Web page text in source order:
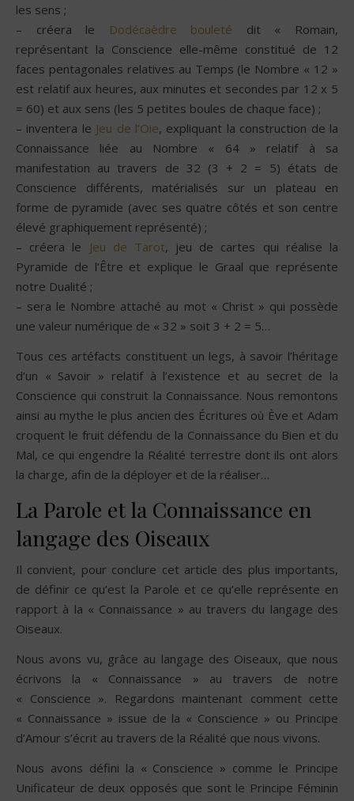
les sens ;
– créera le
Dodécaèdre bouleté dit « Romain,
représentant la Conscience elle-même constitué de 12
faces pentagonales relatives au Temps (le Nombre « 12 »
est relatif aux heures, aux minutes et secondes par 12 x 5
= 60) et aux sens (les 5 petites boules de chaque face) ;
– inventera le Jeu de l’Oie, expliquant la construction de la
Connaissance liée au Nombre « 64 » relatif à sa
manifestation au travers de 32 (3 + 2 = 5) états de
Conscience différents, matérialisés sur un plateau en
forme de pyramide (avec ses quatre côtés et son centre
élevé graphiquement représenté) ;
– créera le
Jeu de Tarot, jeu de cartes qui réalise la
Pyramide de l’Être et explique le Graal que représente
notre Dualité ;
– sera le Nombre attaché au mot « Christ » qui possède
une valeur numérique de « 32 » soit 3 + 2 = 5…
Tous ces artéfacts constituent un legs, à savoir l’héritage
d’un « Savoir » relatif à l’existence et au secret de la
Conscience qui construit la Connaissance. Nous remontons
ainsi au mythe le plus ancien des Écritures où Ève et Adam
croquent le fruit défendu de la Connaissance du Bien et du
Mal, ce qui engendre la Réalité terrestre dont ils ont alors
la charge, afin de la déployer et de la réaliser…
La Parole et la Connaissance en
langage des Oiseaux
Il convient, pour conclure cet article des plus importants,
de définir ce qu’est la Parole et ce qu’elle représente en
rapport à la « Connaissance » au travers du langage des
Oiseaux.
Nous avons vu, grâce au langage des Oiseaux, que nous
écrivons la « Connaissance » au travers de notre
« Conscience ». Regardons maintenant comment cette
« Connaissance » issue de la « Conscience » ou Principe
d’Amour s’écrit au travers de la Réalité que nous vivons.
Nous avons défini la « Conscience » comme le Principe
Unificateur de deux opposés que sont le Principe Féminin